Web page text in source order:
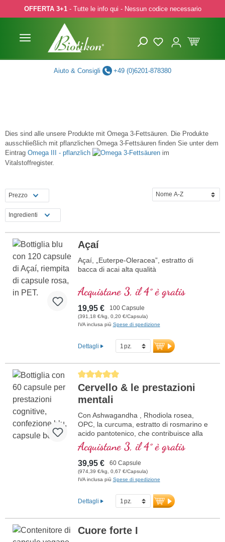
to main content
Skip to search
Skip to main navigation
OFFERTA 3+1- Tutte le info qui - Nessun codice necessario
Aiuto & Consigli +49 (0)6201-878380
Dies sind alle unsere Produkte mit Omega 3-Fettsäuren. Die Produkte
ausschließlich mit pflanzlichen Omega 3-Fettsäuren finden Sie unter dem
Eintrag Omega III - pflanzlich
im
Vitalstoffregister.
Prezzo
Ingredienti
Açaí
Açaí, „Euterpe-Oleracea”, estratto di
bacca di acai alta qualità
Acquistane 3, il 4° è gratis
19,95 € 100 Capsule
(391,18 €/kg, 0,20 €/Capsula)
IVA inclusa più Spese di spedizione
Dettagli
Average rating of 5 out of 5 stars
Cervello & le prestazioni
mentali
Con Ashwagandha , Rhodiola rosea,
OPC, la curcuma, estratto di rosmarino e
acido pantotenico, che contribuisce alla
normale prestazioni mentali ed è coinvolto
nella sintesi e nel metabolismo di diversi
neurotrasmettitori. Vitamine B bioattivo!
Acquistane 3, il 4° è gratis
39,95 € 60 Capsule
(974,39 €/kg, 0,67 €/Capsula)
IVA inclusa più Spese di spedizione
Dettagli
Cuore forte I